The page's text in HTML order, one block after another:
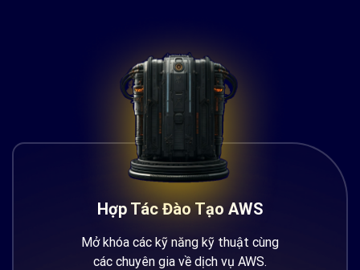
Hợp Tác Đào Tạo AWS
Mở khóa các kỹ năng kỹ thuật cùng
các chuyên gia về dịch vụ AWS.